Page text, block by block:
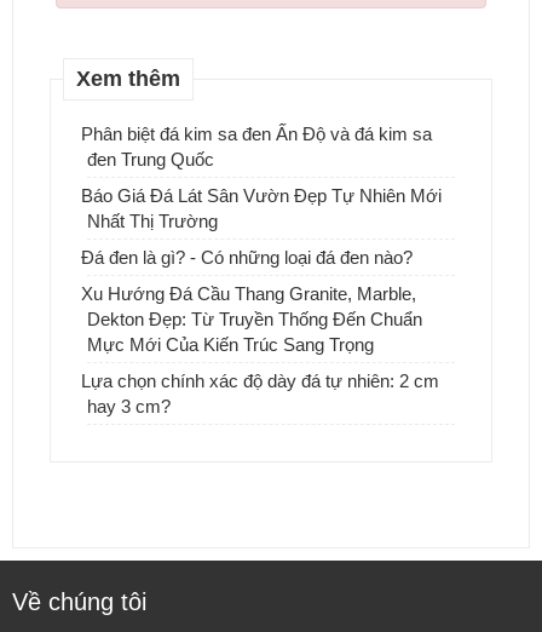
Xem thêm
Phân biệt đá kim sa đen Ấn Độ và đá kim sa
đen Trung Quốc
Báo Giá Đá Lát Sân Vườn Đẹp Tự Nhiên Mới
Nhất Thị Trường
Đá đen là gì? - Có những loại đá đen nào?
Xu Hướng Đá Cầu Thang Granite, Marble,
Dekton Đẹp: Từ Truyền Thống Đến Chuẩn
Mực Mới Của Kiến Trúc Sang Trọng
Lựa chọn chính xác độ dày đá tự nhiên: 2 cm
hay 3 cm?
Về chúng tôi